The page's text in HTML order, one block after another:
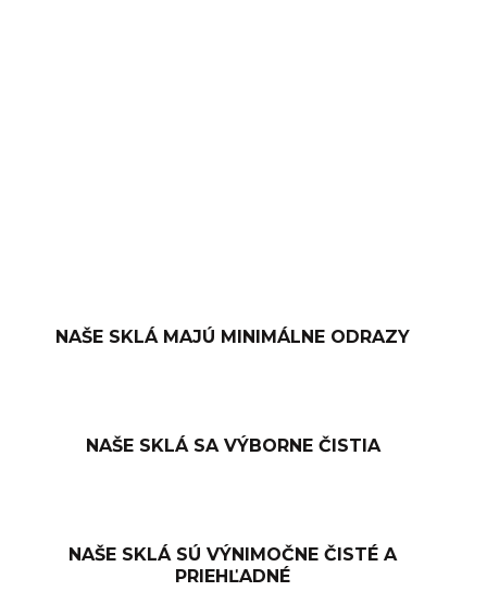
NAŠE SKLÁ MAJÚ MINIMÁLNE ODRAZY
NAŠE SKLÁ SA VÝBORNE ČISTIA
NAŠE SKLÁ SÚ VÝNIMOČNE ČISTÉ A
PRIEHĽADNÉ